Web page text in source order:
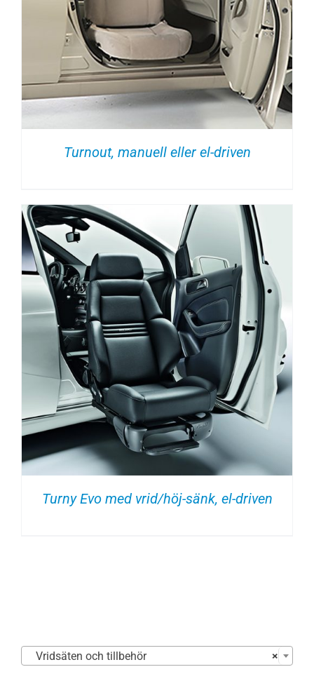
Turnout, manuell eller el-driven
Turny Evo med vrid/höj-sänk, el-driven
×
Vridsäten och tillbehör